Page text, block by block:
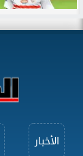
الأخبار